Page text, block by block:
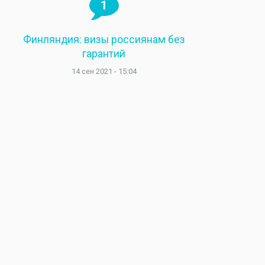
1
Финляндия: визы россиянам без
гарантий
14 сен 2021 - 15:04